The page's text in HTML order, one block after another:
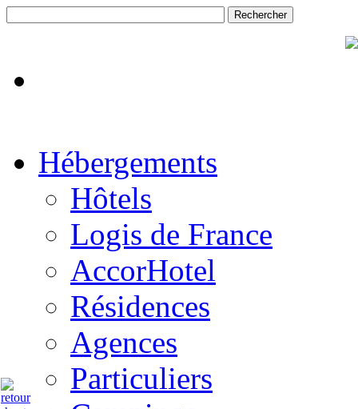
Hébergements
Hôtels
Logis de France
AccorHotel
Résidences
Agences
Particuliers